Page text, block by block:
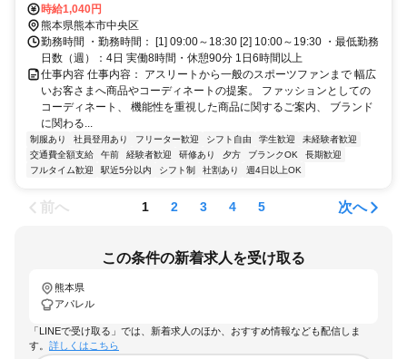
徒歩約3分、熊本市電Ａ系統/熊本市電Ｂ系統 花畑町徒歩約4分
時給1,040円
熊本県熊本市中央区
勤務時間 ・勤務時間： [1] 09:00～18:30 [2] 10:00～19:30 ・最低勤務
日数（週）：4日 実働8時間・休憩90分 1日6時間以上
仕事内容 仕事内容： アスリートから一般のスポーツファンまで 幅広
いお客さまへ商品やコーディネートの提案。 ファッションとしての
コーディネート、 機能性を重視した商品に関するご案内、 ブランド
に関わる...
制服あり 社員登用あり フリーター歓迎 シフト自由 学生歓迎
未経験者歓迎
交通費全額支給
午前 経験者歓迎 研修あり 夕方 ブランクOK
長期歓迎
フルタイム歓迎
駅近5分以内 シフト制 社割あり 週4日以上OK
前へ 1 2 3 4 5 次へ
この条件の新着求人を受け取る
熊本県
アパレル
「LINEで受け取る」では、新着求人のほか、おすすめ情報なども配信しま
す。 詳しくはこちら